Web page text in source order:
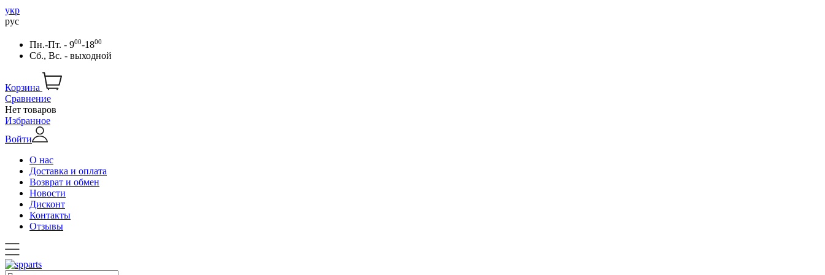
укр
рус
Пн.-Пт. - 900-1800
Сб., Вс. - выходной
Корзина
Сравнение
Нет товаров
Избранное
Войти
О нас
Доставка и оплата
Возврат и обмен
Новости
Дисконт
Контакты
Отзывы